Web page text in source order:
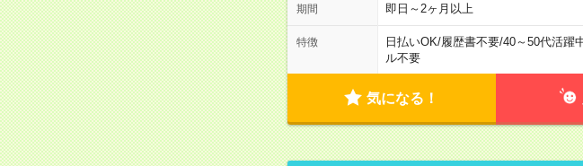
期間 即日～2ヶ月以上
特徴 日払いOK/履歴書不要/40～50代活躍
ル不要
気になる！